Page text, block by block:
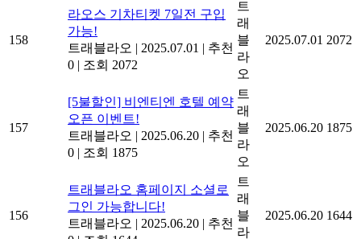
158
라오스 기차티켓 7일전 구입
가능!
트래블라오 | 2025.07.01 | 추천
0 | 조회 2072
트
래
블
라
오
2025.07.01 2072
157
[5불할인] 비엔티엔 호텔 예약
오픈 이벤트!
트래블라오 | 2025.06.20 | 추천
0 | 조회 1875
트
래
블
라
오
2025.06.20 1875
156
트래블라오 홈페이지 소셜로
그인 가능합니다!
트래블라오 | 2025.06.20 | 추천
트
래
블
라
2025.06.20 1644